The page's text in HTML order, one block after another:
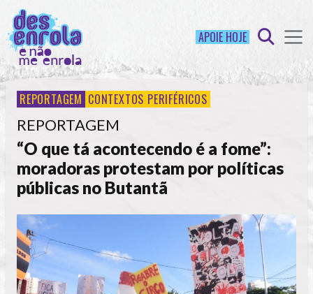
APOIE HOJE
REPORTAGEM CONTEXTOS PERIFÉRICOS
REPORTAGEM
“O que tá acontecendo é a fome”:
moradoras protestam por políticas
públicas no Butantã